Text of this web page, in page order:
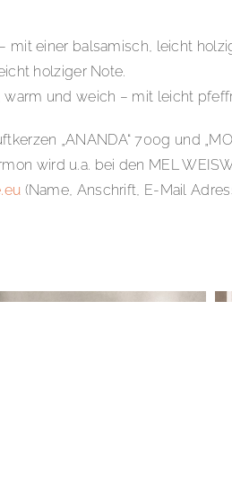
mit einer balsamisch, leicht
holziger Note.
warm und weich – mit leicht
„ANANDA“ 700g und
wird u.a. bei den MEL
(Name, Anschrift, E-Mail